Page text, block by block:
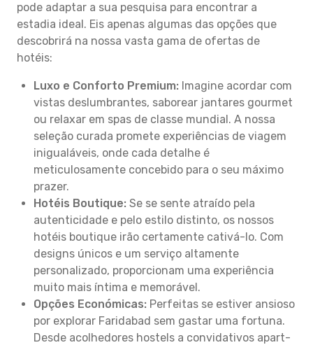
pode adaptar a sua pesquisa para encontrar a
estadia ideal. Eis apenas algumas das opções que
descobrirá na nossa vasta gama de ofertas de
hotéis:
Luxo e Conforto Premium: Imagine acordar com
vistas deslumbrantes, saborear jantares gourmet
ou relaxar em spas de classe mundial. A nossa
seleção curada promete experiências de viagem
inigualáveis, onde cada detalhe é
meticulosamente concebido para o seu máximo
prazer.
Hotéis Boutique: Se se sente atraído pela
autenticidade e pelo estilo distinto, os nossos
hotéis boutique irão certamente cativá-lo. Com
designs únicos e um serviço altamente
personalizado, proporcionam uma experiência
muito mais íntima e memorável.
Opções Económicas: Perfeitas se estiver ansioso
por explorar Faridabad sem gastar uma fortuna.
Desde acolhedores hostels a convidativos apart-